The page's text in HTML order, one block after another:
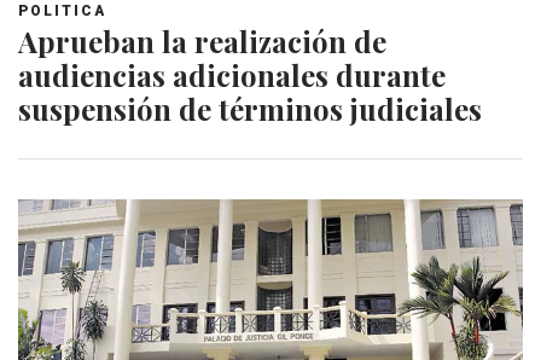
POLITICA
Aprueban la realización de
audiencias adicionales durante
suspensión de términos judiciales